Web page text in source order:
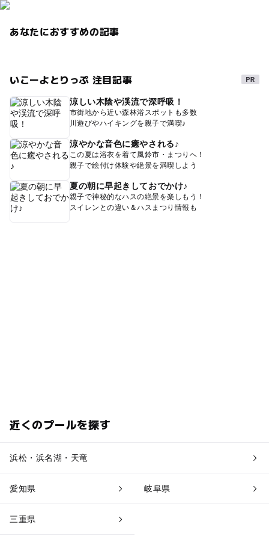
あなたにおすすめの記事
いこーよとりっぷ 注目記事
涼しい木陰や渓流で深呼吸！
市街地から近い森林浴スポットも多数
川遊びやハイキングを親子で満喫♪
涼やかな音色に癒やされる♪
この夏は浴衣を着て風鈴市・まつりへ！
親子で絵付け体験や絶景を満喫しよう
夏の朝に早起きしておでかけ♪
親子で神秘的なハスの絶景を楽しもう！
スイレンとの違い＆ハスまつり情報も
近くのプールを探す
浜松・浜名湖・天竜
愛知県 岐阜県
三重県